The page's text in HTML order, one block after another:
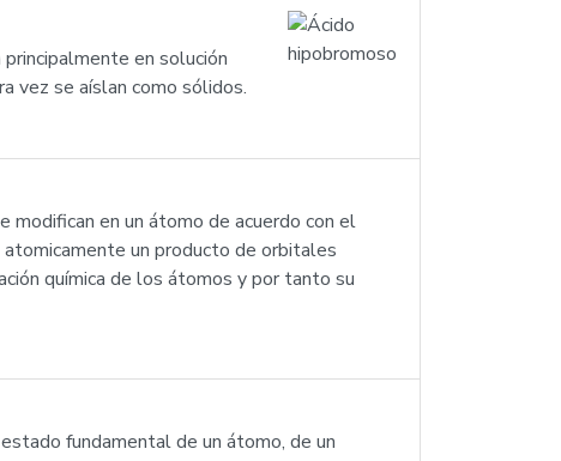
en solución
vez se aíslan como sólidos.
modifican en un átomo de acuerdo con el
un producto de orbitales
química de los átomos y por tanto su
fundamental de un átomo, de un